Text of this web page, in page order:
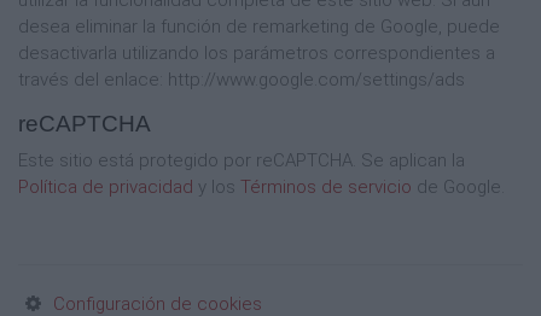
desea eliminar la función de remarketing de Google, puede
desactivarla utilizando los parámetros correspondientes a
través del enlace: http://www.google.com/settings/ads
reCAPTCHA
Este sitio está protegido por reCAPTCHA. Se aplican la
Política de privacidad y los Términos de servicio de Google.
Configuración de cookies